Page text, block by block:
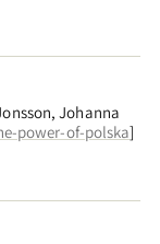
Johanna
power-of-polska]